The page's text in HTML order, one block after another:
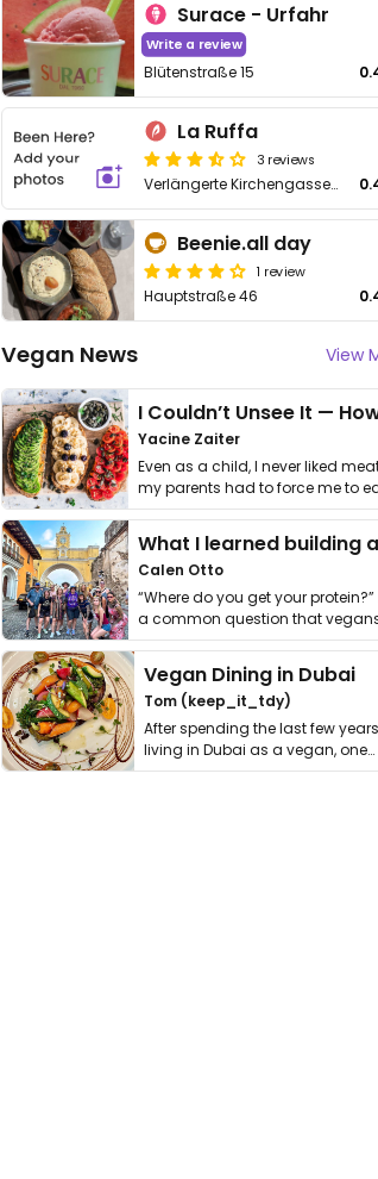
Surace - Urfahr
Write a review
Blütenstraße 15
La Ruffa
3 reviews
Verlängerte Kirchengasse 15
Beenie.all day
1 review
Hauptstraße 46
Vegan News View
Yacine Zaiter
Even as a child, I never liked
my parents had to force me to
it. I …
Calen Otto
“Where do you get your protein?”
a common question that
get asked. …
Vegan Dining in Dubai
Tom (keep_it_tdy)
After spending the last few years
living in Dubai as a vegan, one
thing has …